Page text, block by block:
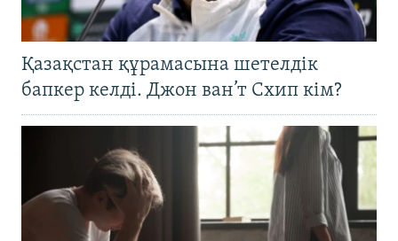
Қазақстан құрамасына шетелдік
бапкер келді. Джон ван’т Схип кім?